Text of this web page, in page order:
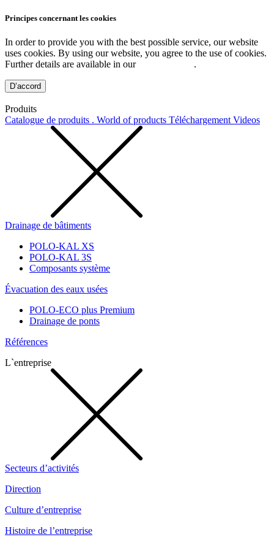
Principes concernant les cookies
In order to provide you with the best possible service, our website
uses cookies. By using our website, you agree to the use of cookies.
Further details are available in our
.
D’accord
Produits
Catalogue de produits . World of products Téléchargement Videos
Drainage de bâtiments
POLO-KAL XS
POLO-KAL 3S
Composants système
Évacuation des eaux usées
POLO-ECO plus Premium
Drainage de ponts
Références
L`entreprise
Secteurs d’activités
Direction
Culture d’entreprise
Histoire de l’entreprise